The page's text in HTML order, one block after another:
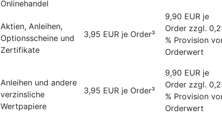
Onlinehandel
Aktien, Anleihen,
Optionsscheine und
Zertifikate
3,95 EUR je Order³
9,90 EUR je
Order zzgl.
% Provision
Orderwert
Anleihen und andere
verzinsliche
Wertpapiere
3,95 EUR je Order³
9,90 EUR je
Order zzgl.
% Provision
Orderwert